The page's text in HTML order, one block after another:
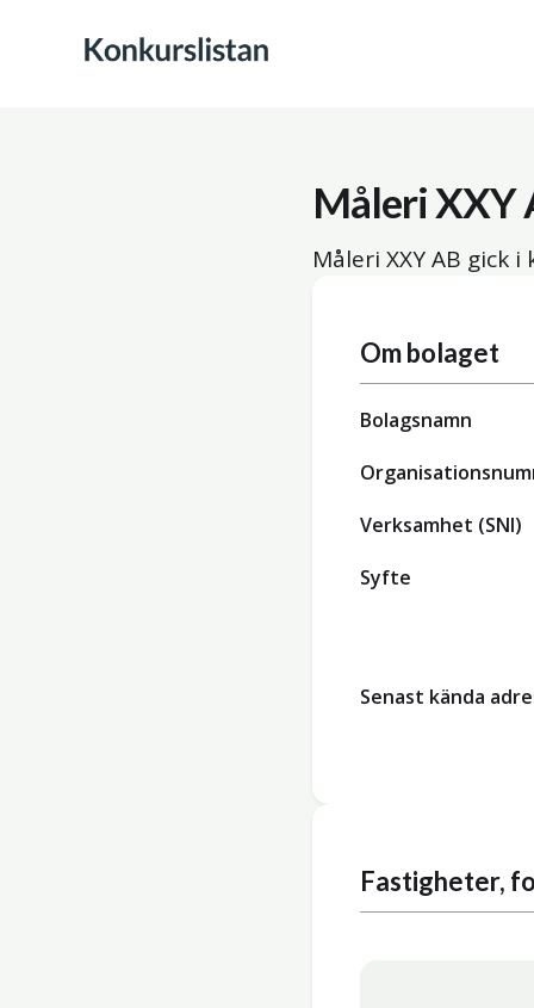
Måleri XXY
Måleri XXY AB gick i
Om bolaget
Bolagsnamn
Verksamhet (SNI)
Syfte
Senast kända
Fastigheter,